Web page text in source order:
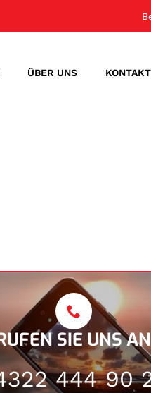
ÜBER UNS KONTAKT
SIE UNS AN
444 90